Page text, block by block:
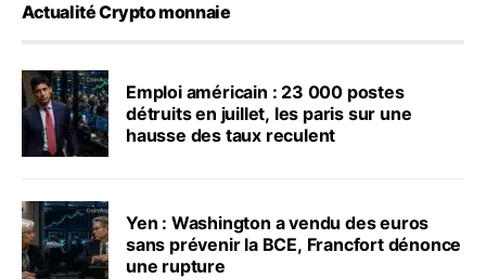
Actualité Crypto monnaie
Emploi américain : 23 000 postes
détruits en juillet, les paris sur une
hausse des taux reculent
Yen : Washington a vendu des euros
sans prévenir la BCE, Francfort dénonce
une rupture